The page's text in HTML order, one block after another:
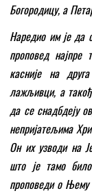
Богородицу, а
Наредио им је да
проповед
касније на
лажљивци, а
да се снадбдеју
непријатељима
Он их узводи на
што је тамо
проповеди о Њему